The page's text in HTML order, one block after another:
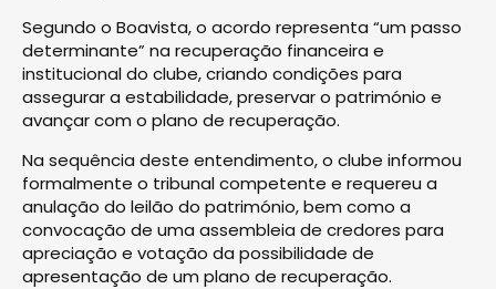
Segundo o Boavista, o acordo representa “um passo
determinante” na recuperação financeira e
institucional do clube, criando condições para
assegurar a estabilidade, preservar o património e
avançar com o plano de recuperação.
Na sequência deste entendimento, o clube informou
formalmente o tribunal competente e requereu a
anulação do leilão do património, bem como a
convocação de uma assembleia de credores para
apreciação e votação da possibilidade de
apresentação de um plano de recuperação.